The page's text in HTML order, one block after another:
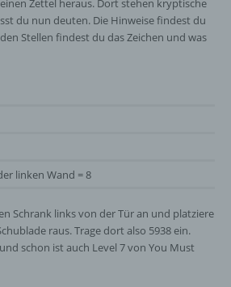
Zettel heraus. Dort stehen kryptische
du nun deuten. Die Hinweise findest du
Stellen findest du das Zeichen und was
linken Wand = 8
Schrank links von der Tür an und platziere
raus. Trage dort also 5938 ein.
schon ist auch Level 7 von You Must